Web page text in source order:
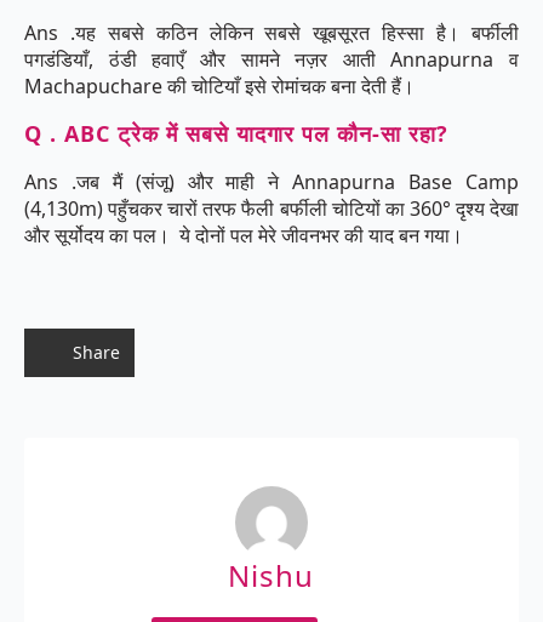
Ans .यह सबसे कठिन लेकिन सबसे खूबसूरत हिस्सा है। बर्फीली
पगडंडियाँ, ठंडी हवाएँ और सामने नज़र आती Annapurna व
Machapuchare की चोटियाँ इसे रोमांचक बना देती हैं।
Q . ABC ट्रेक में सबसे यादगार पल कौन-सा रहा?
Ans .जब मैं (संजू) और माही ने Annapurna Base Camp
(4,130m) पहुँचकर चारों तरफ फैली बर्फीली चोटियों का 360° दृश्य देखा
और सूर्योदय का पल। ये दोनों पल मेरे जीवनभर की याद बन गया।
Share
Nishu